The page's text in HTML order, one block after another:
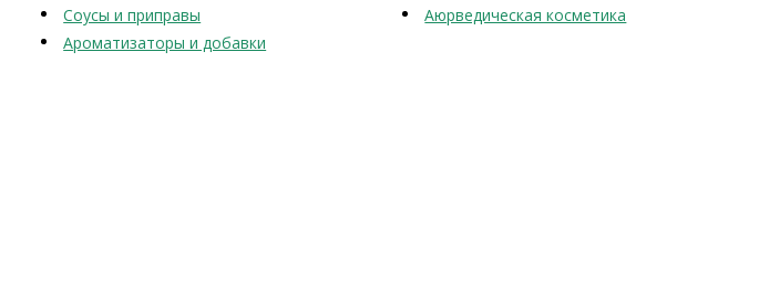
Соусы и приправы
Ароматизаторы и добавки
Аюрведическая косметика